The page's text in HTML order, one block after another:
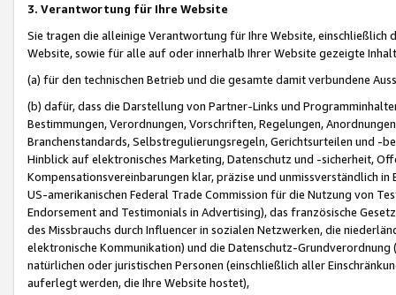
3. Verantwortung für Ihre Website
Sie tragen die alleinige Verantwortung für Ihre Website,
Website, sowie für alle auf oder innerhalb Ihrer Website gezeigte
(a) für den technischen Betrieb und die gesamte damit verbundene
(b) dafür, dass die Darstellung von Partner-Links und
Bestimmungen, Verordnungen, Vorschriften, Regelungen,
Branchenstandards, Selbstregulierungsregeln, Gerichtsurteilen und -
Hinblick auf elektronisches Marketing, Datenschutz und -sicherheit,
Kompensationsvereinbarungen klar, präzise und unmissverständlich
US-amerikanischen Federal Trade Commission für die Nutzung von
Endorsement and Testimonials in Advertising), das französische
des Missbrauchs durch Influencer in sozialen Netzwerken, die
elektronische Kommunikation) und die Datenschutz-
natürlichen oder juristischen Personen (einschließlich aller
auferlegt werden, die Ihre Website hostet),